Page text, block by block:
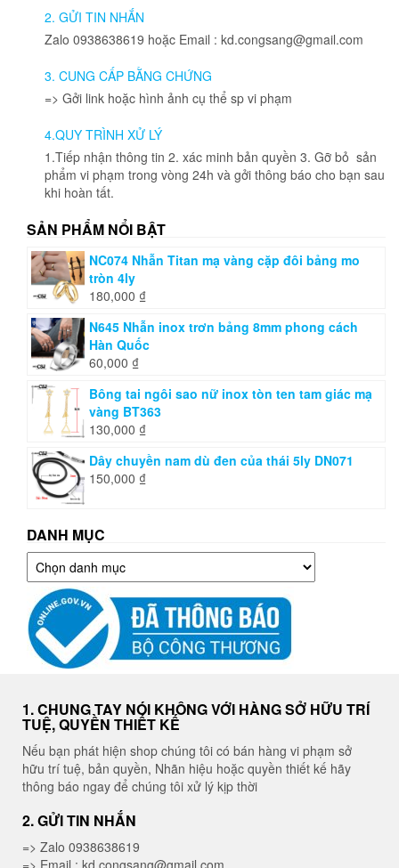
chọn
có
thể
được
chọn
trên
sản
phẩm
2. GỬI TIN NHẮN
Zalo 0938638619 hoặc Email : kd.congsang@gmail.com
3. CUNG CẤP BẰNG CHỨNG
=> Gởi link hoặc hình ảnh cụ thể sp vi phạm
4.QUY TRÌNH XỬ LÝ
1.Tiếp nhận thông tin 2. xác minh bản quyền 3. Gỡ bỏ sản
phẩm vi phạm trong vòng 24h và gởi thông báo cho bạn sau
khi hoàn tất.
SẢN PHẨM NỔI BẬT
NC074 Nhẫn Titan mạ vàng cặp đôi bảng mo
tròn 4ly
180,000 ₫
N645 Nhẫn inox trơn bảng 8mm phong cách
Hàn Quốc
60,000 ₫
Bông tai ngôi sao nữ inox tòn ten tam giác mạ
vàng BT363
130,000 ₫
Dây chuyền nam dù đen của thái 5ly DN071
150,000 ₫
DANH MỤC
Danh
mục
1. CHUNG TAY NÓI KHÔNG VỚI HÀNG SỞ HỮU TRÍ
TUỆ, QUYỀN THIẾT KẾ
Nếu bạn phát hiện shop chúng tôi có bán hàng vi phạm sở
hữu trí tuệ, bản quyền, Nhãn hiệu hoặc quyền thiết kế hãy
thông báo ngay để chúng tôi xử lý kịp thời
2. GỬI TIN NHẮN
=> Zalo 0938638619
=> Email : kd.congsang@gmail.com